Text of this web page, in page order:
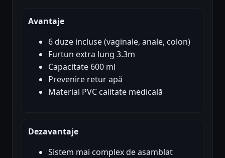
Avantaje
6 duze incluse (vaginale, anale, colon)
Furtun extra lung 3.3m
Capacitate 600 ml
Prevenire retur apă
Material PVC calitate medicală
Dezavantaje
Sistem mai complex de asamblat